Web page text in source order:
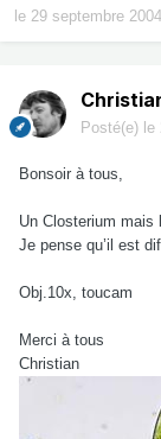
le 29 septembre 2004
Posté(e)
Bonsoir à tous,
Un Closterium mais
Je pense qu’il est
Obj.10x, toucam
Merci à tous
Christian